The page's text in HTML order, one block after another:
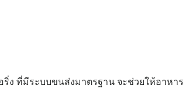
ง ที่มีระบบขนส่งมาตรฐาน จะช่วยให้อาหาร